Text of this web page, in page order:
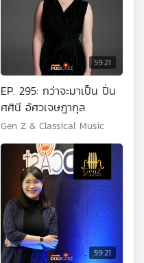
59:21
EP. 295: กว่าจะมาเป็น ปิ่น
ศศินี อัศวเจษฎากุล
Gen Z & Classical Music
59:21